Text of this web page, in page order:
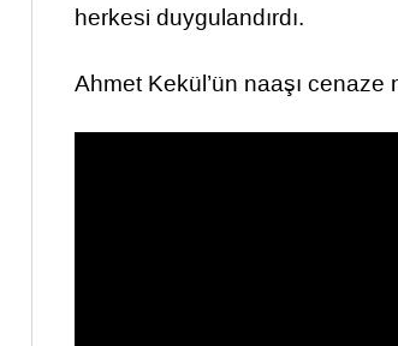
herkesi duygulandırdı.
Ahmet Kekül’ün naaşı cenaze